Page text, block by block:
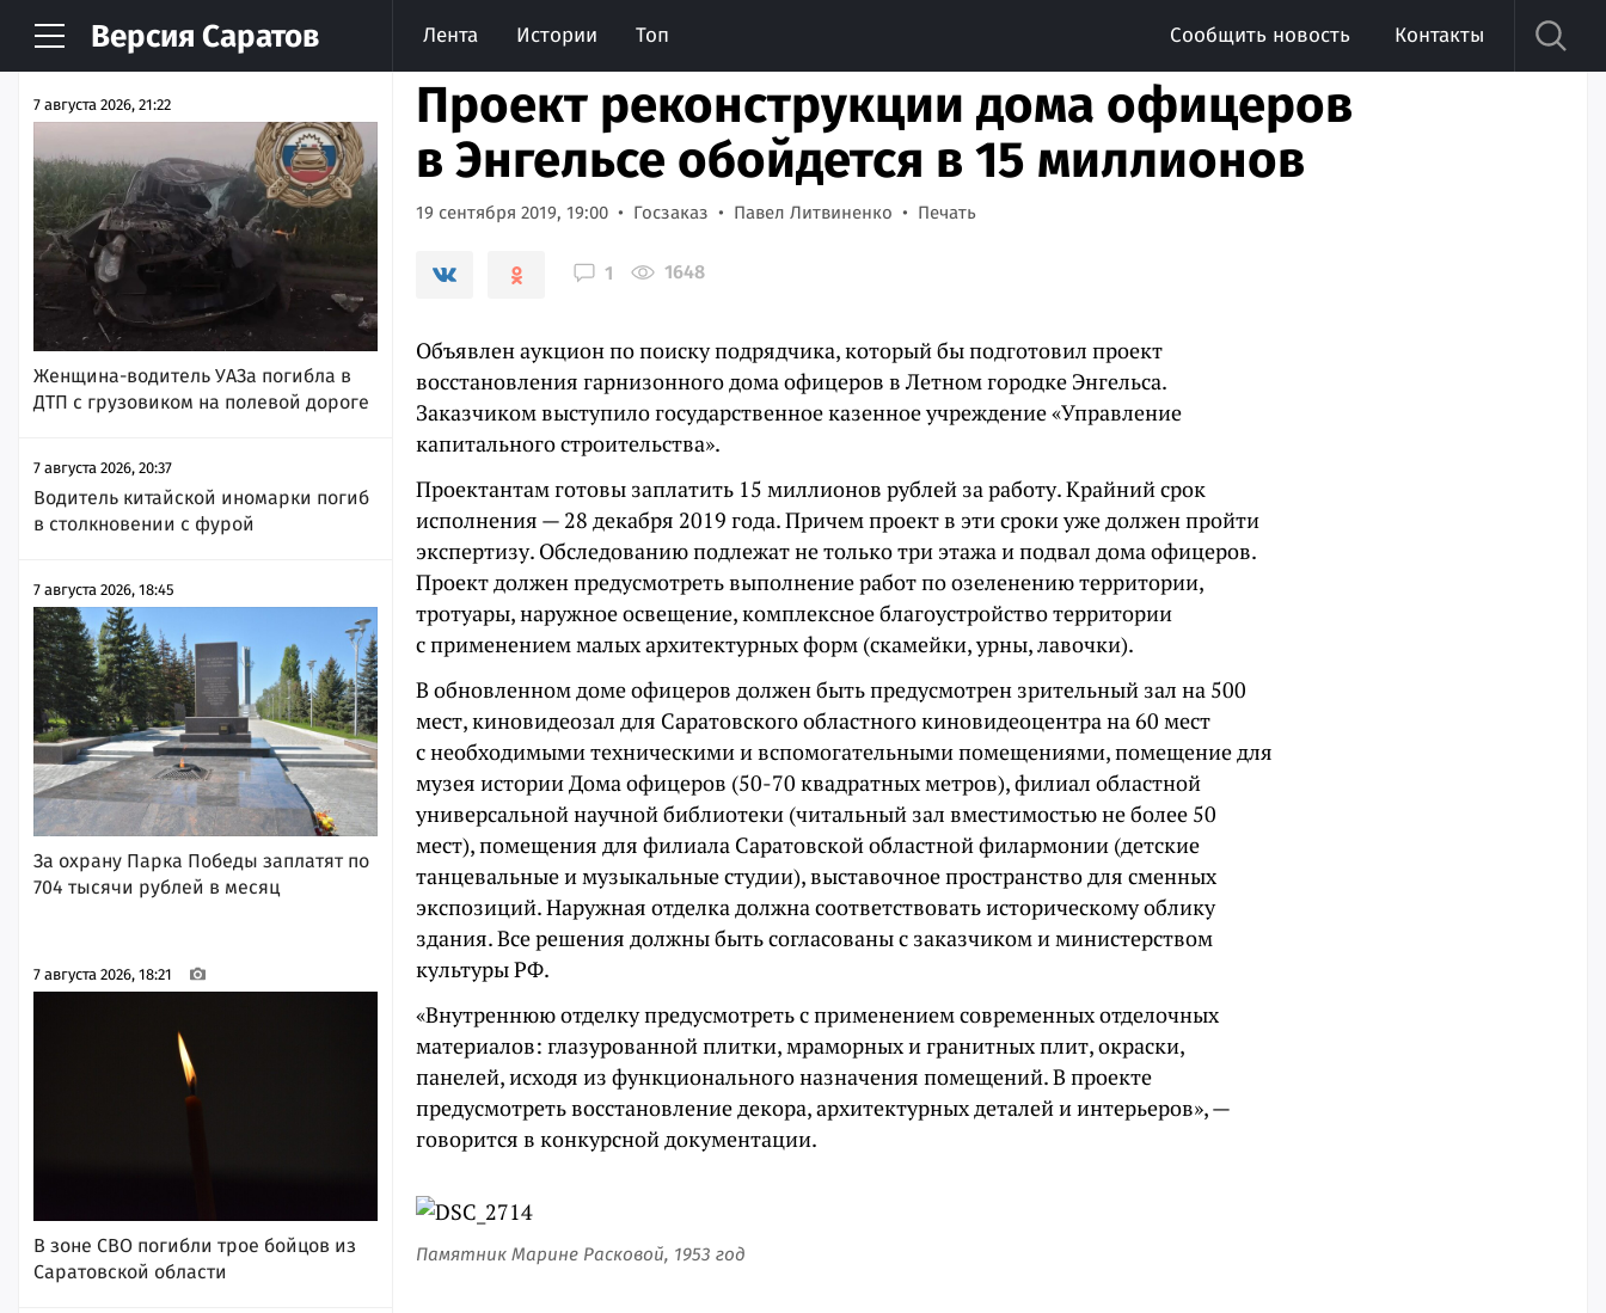
Версия Саратов Лента Истории Топ Сообщить новость Контакты
НОВОСТИ АРХИВ
7 августа 2026, 21:22
Женщина-водитель УАЗа погибла в
ДТП с грузовиком на полевой дороге
7 августа 2026, 20:37
Водитель китайской иномарки погиб
в столкновении с фурой
7 августа 2026, 18:45
За охрану Парка Победы заплатят по
704 тысячи рублей в месяц
7 августа 2026, 18:21
В зоне СВО погибли трое бойцов из
Саратовской области
Проект реконструкции дома офицеров
в Энгельсе обойдется в 15 миллионов
19 сентября 2019, 19:00 Госзаказ Павел Литвиненко Печать
1 1648
Объявлен аукцион по поиску подрядчика, который бы подготовил проект
восстановления гарнизонного дома офицеров в Летном городке Энгельса.
Заказчиком выступило государственное казенное учреждение «Управление
капитального строительства».
Проектантам готовы заплатить 15 миллионов рублей за работу. Крайний срок
исполнения — 28 декабря 2019 года. Причем проект в эти сроки уже должен пройти
экспертизу. Обследованию подлежат не только три этажа и подвал дома офицеров.
Проект должен предусмотреть выполнение работ по озеленению территории,
тротуары, наружное освещение, комплексное благоустройство территории
с применением малых архитектурных форм (скамейки, урны, лавочки).
В обновленном доме офицеров должен быть предусмотрен зрительный зал на 500
мест, киновидеозал для Саратовского областного киновидеоцентра на 60 мест
с необходимыми техническими и вспомогательными помещениями, помещение для
музея истории Дома офицеров (50-70 квадратных метров), филиал областной
универсальной научной библиотеки (читальный зал вместимостью не более 50
мест), помещения для филиала Саратовской областной филармонии (детские
танцевальные и музыкальные студии), выставочное пространство для сменных
экспозиций. Наружная отделка должна соответствовать историческому облику
здания. Все решения должны быть согласованы с заказчиком и министерством
культуры РФ.
«Внутреннюю отделку предусмотреть с применением современных отделочных
материалов: глазурованной плитки, мраморных и гранитных плит, окраски,
панелей, исходя из функционального назначения помещений. В проекте
предусмотреть восстановление декора, архитектурных деталей и интерьеров», —
говорится в конкурсной документации.
Памятник Марине Расковой, 1953 год